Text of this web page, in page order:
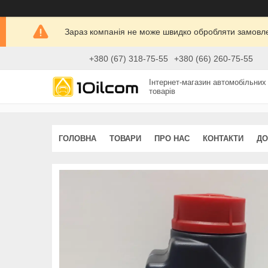
Зараз компанія не може швидко обробляти
+380 (67) 318-75-55 +380 (66) 260-75-55
Інтернет-магазин автомобільних
товарів
ГОЛОВНА ТОВАРИ ПРО НАС КОНТАКТИ